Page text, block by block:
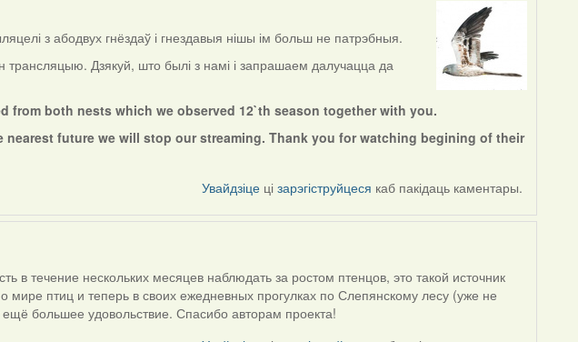
з абодвух гнёздаў і гнездавыя нішы ім больш не патрэбныя.
Дзякуй, што былі з намі і запрашаем далучацца да
from both nests which we observed 12`th season together with you.
nearest future we will stop our streaming. Thank you for watching begining of their
Увайдзіце цізарэгіструйцеся каб пакідаць каментары.
в течение нескольких месяцев наблюдать за ростом птенцов, это такой источник
мире птиц и теперь в своих ежедневных прогулках по Слепянскому лесу (уже не
большее удовольствие. Спасибо авторам проекта!